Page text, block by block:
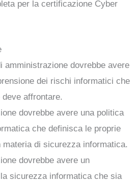
per la certificazione Cyber
amministrazione dovrebbe avere
dei rischi informatici che
deve affrontare.
dovrebbe avere una politica
che definisca le proprie
materia di sicurezza informatica.
dovrebbe avere un
sicurezza informatica che sia